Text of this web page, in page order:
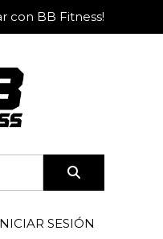
con BB Fitness!
SESIÓN